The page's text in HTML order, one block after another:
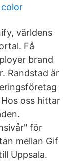
världens
Få
brand
Randstad är
oss hittar
för
mellan Gif
Uppsala.